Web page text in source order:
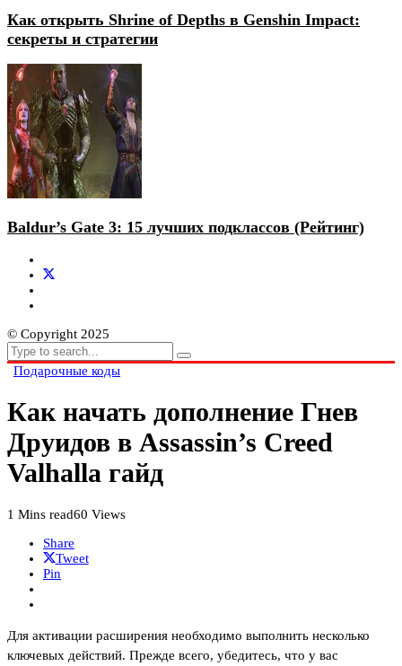
Как открыть Shrine of Depths в Genshin Impact:
секреты и стратегии
Baldur’s Gate 3: 15 лучших подклассов (Рейтинг)
© Copyright 2025
Подарочные коды
Как начать дополнение Гнев
Друидов в Assassin’s Creed
Valhalla гайд
1 Mins read60 Views
Share
Tweet
Pin
Для активации расширения необходимо выполнить несколько
ключевых действий. Прежде всего, убедитесь, что у вас